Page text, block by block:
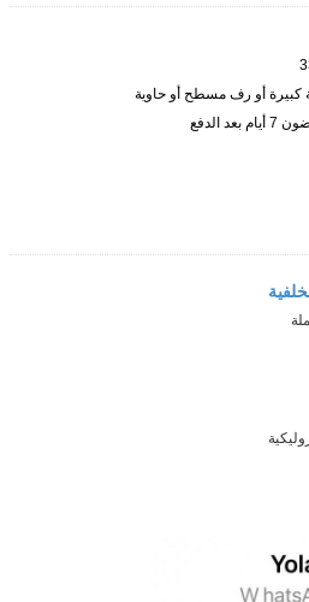
كبيرة أو رف مسطح أو حاوية
بعد الدفع